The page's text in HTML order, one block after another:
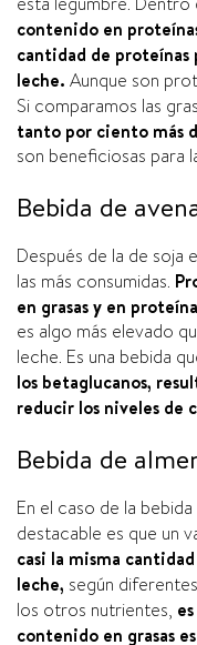
contenido en
cantidad de proteí­nas
leche. Aunque son
Si comparamos las
tanto por ciento más
son beneficiosas para
Bebida de
Después de la de soja
las más consumidas.
en grasas y en
es algo más elevado
leche. Es una bebida
los betaglucanos,
reducir los niveles de
Bebida de
En el caso de la
destacable es que un
casi la misma
leche, según
los otros nutrientes,
contenido en grasas